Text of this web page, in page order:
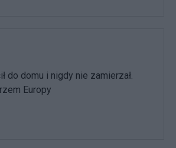
do domu i nigdy nie zamierzał.
Europy